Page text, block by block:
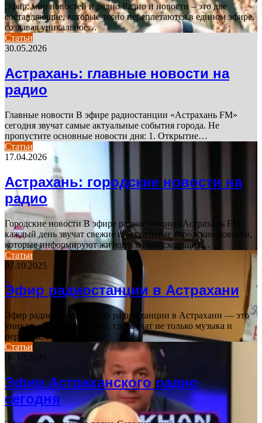
Эфир: мир новостей и радио Радио и новости – это две
составляющие, которые тесно переплетаются в едином эфире,
создавая уникальное…
Статьи
30.05.2026
Астрахань: главные новости на
радио
Главные новости В эфире радиостанции «Астрахань FM»
сегодня звучат самые актуальные события города. Не
пропустите основные новости дня: 1. Открытие…
Статьи
17.04.2026
Астрахань: городские новости на
радио
Городские новости В эфире радиостанции «Астрахань FM»
каждый день звучат свежие и актуальные городские новости,
которые информируют жителей о происходящих…
Статьи
07.10.2025
Эфир радиостанции в Астрахани
Эфир радиостанции Эфир радиостанции в Астрахани — это
уникальное пространство, где звучат не только музыка и
передачи, но и эмоции,…
Статьи
06.10.2025
Эфир Астраханского радио
сегодня